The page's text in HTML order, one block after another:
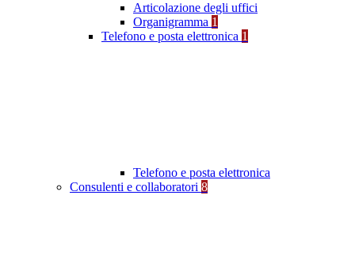
Articolazione degli uffici
Organigramma 1
Telefono e posta elettronica 1
Telefono e posta elettronica
Consulenti e collaboratori 8